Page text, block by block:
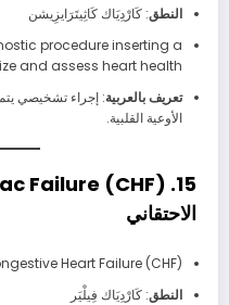
النطق: كَارْدِيَاك كَاثِيتَرَايزِيشن
procedure inserting a
and assess heart health.
تعريف بالعربية: إجراء تشخيصي
الأوعية القلبية.
الاحتقاني
Heart Failure (CHF)
النطق: كَارْدِيَاك فِيلْيَر